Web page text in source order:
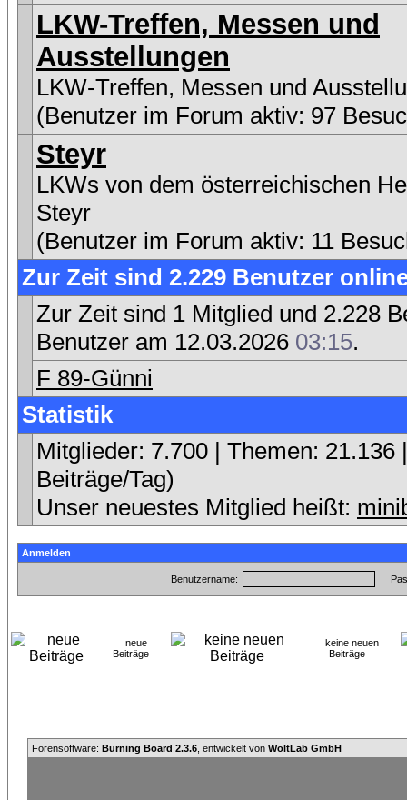
LKW-Treffen, Messen und
Ausstellungen
LKW-Treffen, Messen und
(Benutzer im Forum aktiv: 97
Steyr
LKWs von dem österreichischen
Steyr
(Benutzer im Forum aktiv: 11
Zur Zeit sind 2.229 Benutzer
Zur Zeit sind 1 Mitglied und 2.228
Benutzer am 12.03.2026 03:15.
F 89-Günni
Statistik
Mitglieder: 7.700 | Themen:
Beiträge/Tag)
Unser neuestes Mitglied heißt:
Anmelden
Benutzername:
neue
Beiträge
keine neuen
Beiträge
Forensoftware: Burning Board 2.3.6 , entwickelt von WoltLab GmbH